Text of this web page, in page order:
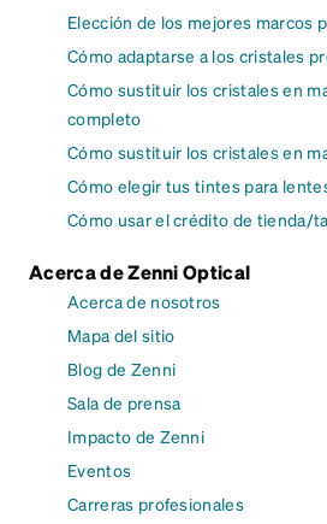
Elección de los mejores marcos
Cómo adaptarse a los cristales
Cómo sustituir los cristales en
completo
Cómo sustituir los cristales en
Cómo elegir tus tintes para
Cómo usar el crédito de tienda/
Acerca de Zenni Optical
Acerca de nosotros
Mapa del sitio
Blog de Zenni
Sala de prensa
Impacto de Zenni
Eventos
Carreras profesionales